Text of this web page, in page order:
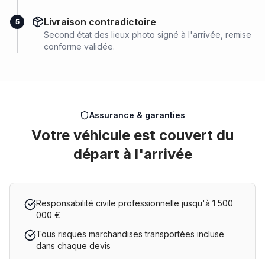
5 Livraison contradictoire
Second état des lieux photo signé à l'arrivée, remise
conforme validée.
Assurance & garanties
Votre véhicule est couvert du
départ à l'arrivée
Responsabilité civile professionnelle jusqu'à 1 500
000 €
Tous risques marchandises transportées incluse
dans chaque devis